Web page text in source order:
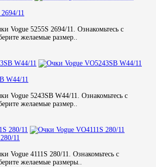
11
Vogue 5255S 2694/11. Ознакомьтесь с
желаемые размер..
W44/11
Vogue 5243SB W44/11. Ознакомьтесь с
желаемые размер..
11
Vogue 4111S 280/11. Ознакомьтесь с
желаемые размеры..